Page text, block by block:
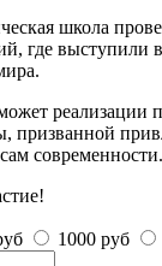
школа
где выступили
реализации
призванной
современности.
1000 руб